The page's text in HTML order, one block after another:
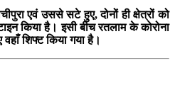
एवं उससे सटे हुए, दोनों ही क्षेत्रों को
किया है। इसी बीच रतलाम के कोरोना
शिफ्ट किया गया है।